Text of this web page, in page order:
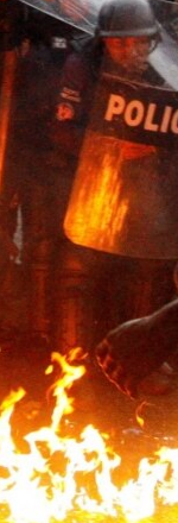
۲۰۲۴
رهبری ایران